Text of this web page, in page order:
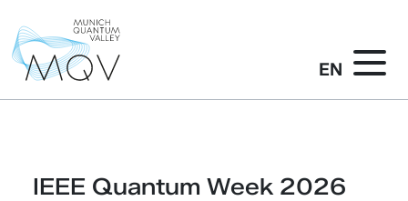
EN
IEEE Quantum Week 2026